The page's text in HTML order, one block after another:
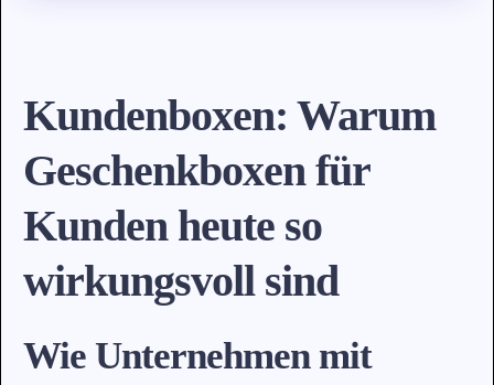
Kundenboxen: Warum
Geschenkboxen für
Kunden heute so
wirkungsvoll sind
Wie Unternehmen mit